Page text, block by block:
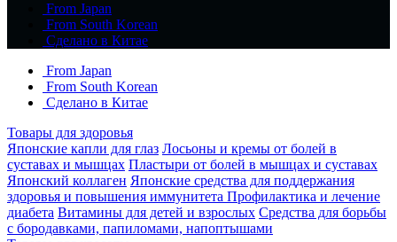
From Japan
From South Korean
Сделано в Китае
From Japan
From South Korean
Сделано в Китае
Товары для здоровья
Японские капли для глаз Лосьоны и кремы от болей в
суставах и мышцах Пластыри от болей в мышцах и суставах
Японский коллаген Японские средства для поддержания
здоровья и повышения иммунитета Профилактика и лечение
диабета Витамины для детей и взрослых Средства для борьбы
с бородавками, папиломами, напоптышами